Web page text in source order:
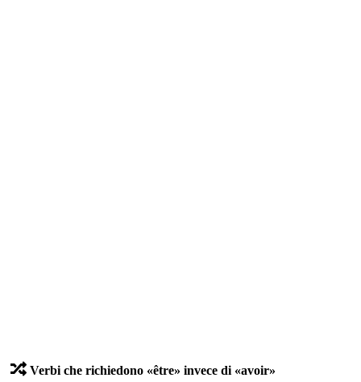
Verbi che richiedono «être» invece di «avoir»